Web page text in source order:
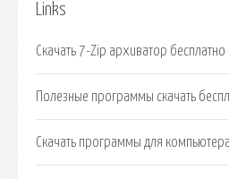
Links
Скачать 7-Zip архиватор бесплатно
Полезные программы скачать
Скачать программы для